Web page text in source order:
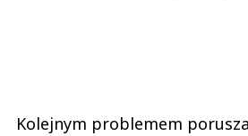
Kolejnym problemem